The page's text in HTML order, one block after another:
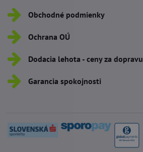
Obchodné podmienky
Ochrana OÚ
Dodacia lehota - ceny za dopravu
Garancia spokojnosti